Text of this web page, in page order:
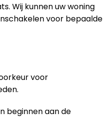
Wij kunnen uw woning
voor bepaalde
voor
beginnen aan de